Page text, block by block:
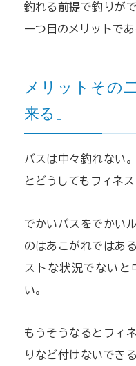
釣れる前提で釣りが
一つ目のメリットであ
メリットその
来る」
バスは中々釣れない
とどうしてもフィネ
でかいバスをでかい
のはあこがれではあ
ストな状況でないと
い。
もうそうなるとフィ
りなど付けないでき